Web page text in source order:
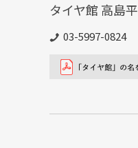
タイヤ館 高島平
03-5997-0824